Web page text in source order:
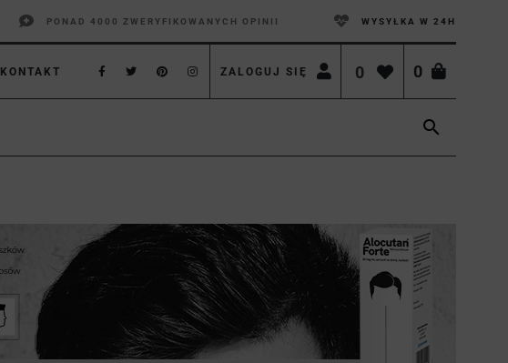
PONAD 4000 ZWERYFIKOWANYCH OPINII WYSYŁKA W 24H
KONTAKT 0
ZALOGUJ SIĘ 0
